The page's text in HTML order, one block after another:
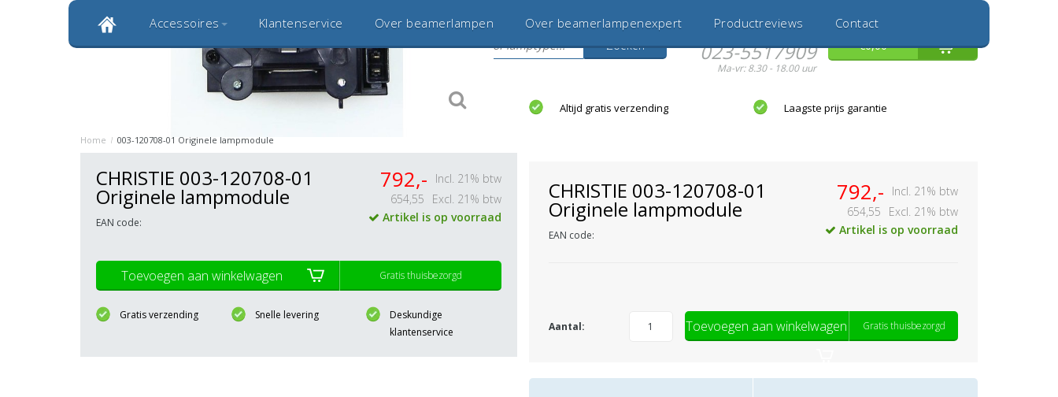
Inloggen
Klantbeoordeling 9,0
Bekijk alle 1000+ reviews
Zoeken
Hulp nodig?
023-5517909
Ma-vr: 8.30 - 18.00 uur
€0,00
Accessoires Klantenservice Over beamerlampen Over beamerlampenexpert Productreviews Contact
20 jaar betrouwbaar en ervaren Altijd gratis verzending Laagste prijs garantie
Home / 003-120708-01 Originele lampmodule
CHRISTIE 003-120708-01
Originele lampmodule
EAN code:
792,-
Incl. 21% btw
654,55
Excl. 21% btw
Artikel is op voorraad
Toevoegen aan winkelwagen Gratis thuisbezorgd
Gratis verzending Snelle levering
Deskundige
klantenservice
CHRISTIE 003-120708-01
Originele lampmodule
EAN code:
792,-
Incl. 21% btw
654,55
Excl. 21% btw
Artikel is op voorraad
Aantal: Toevoegen aan winkelwagen Gratis thuisbezorgd